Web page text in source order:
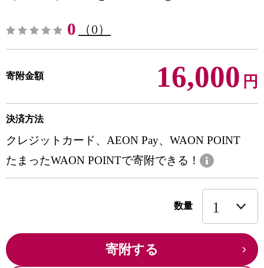
0 （0）
寄附金額 16,000 円
決済方法
クレジットカード、AEON Pay、WAON POINT
たまったWAON POINTで寄附できる！
数量
寄附する